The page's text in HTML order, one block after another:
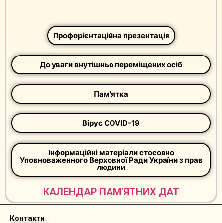
Профорієнтаційна презентація
До уваги внутішньо переміщених осіб
Пам'ятка
Вірус COVID-19
Інформаційні матеріали стосовно
Уповноваженного Верховної Ради України з прав
людини
КАЛЕНДАР ПАМ'ЯТНИХ ДАТ
Контакти